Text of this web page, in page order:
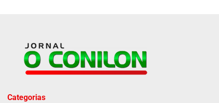
Categorias